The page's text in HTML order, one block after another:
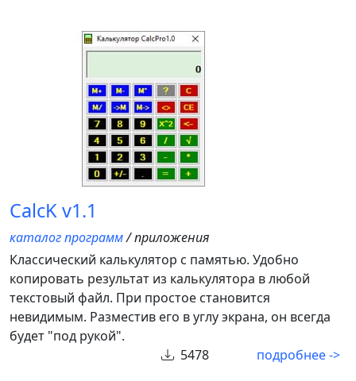
CalcK v1.1
каталог программ/ приложения
Классический калькулятор с памятью. Удобно
копировать результат из калькулятора в любой
текстовый файл. При простое становится
невидимым. Разместив его в углу экрана, он всегда
будет "под рукой".
5478
подробнее ->